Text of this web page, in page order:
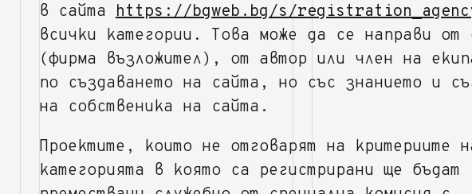
в сайта https://bgweb.bg/s/
всички категории. Това може да се направи от
(фирма възложител), от автор или член на
по създаването на сайта, но със знанието и
на собственика на сайта.
Проектите, които не отговарят на критериите
категорията в която са регистрирани ще бъдат